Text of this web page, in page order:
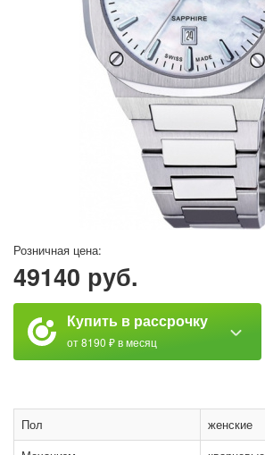
Розничная цена:
49140 руб.
Купить в рассрочку
от 8190 ₽ в месяц
Пол
женские